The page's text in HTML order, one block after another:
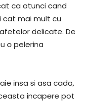
ca atunci cand
cat mai mult cu
delicate. De
o pelerina
insa si asa cada,
incapere pot